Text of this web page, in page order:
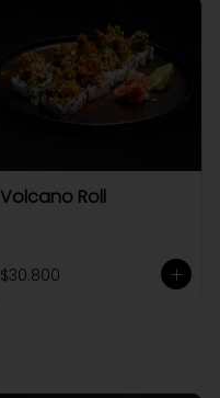
Volcano Roll
$30.800